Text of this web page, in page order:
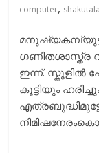
computer,
ഗണിതശാസ്ത്ര
ഇന്ന്. സ്കൂളില്‍
കൂട്ടിയും